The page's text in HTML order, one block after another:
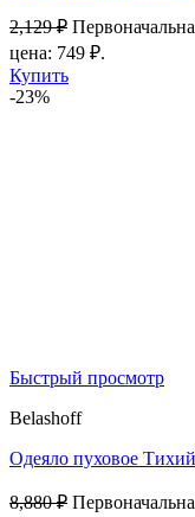
2,129₽
цена: 749 ₽.
Купить
-23%
Быстрый просмотр
Belashoff
Одеяло пуховое
8,880₽